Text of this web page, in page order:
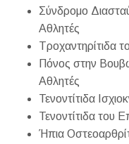
Σύνδρομο
Αθλητές
Τροχαντηρίτιδα
Πόνος στην
Αθλητές
Τενοντίτιδα
Τενοντίτιδα του
Ήπια